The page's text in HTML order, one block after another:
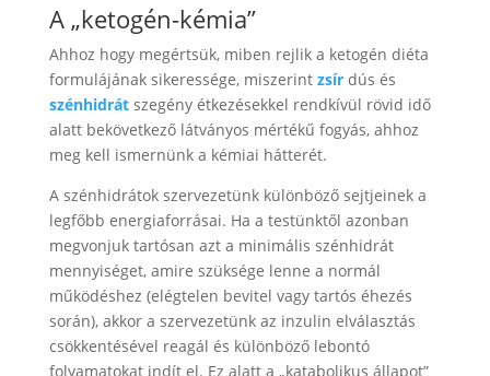
A „ketogén-kémia”
Ahhoz hogy megértsük, miben rejlik a ketogén diéta
formulájának sikeressége, miszerint zsírdús és
szénhidrátszegény étkezésekkel rendkívül rövid idő
alatt bekövetkező látványos mértékű fogyás, ahhoz
meg kell ismernünk a kémiai hátterét.
A szénhidrátok szervezetünk különböző sejtjeinek a
legfőbb energiaforrásai. Ha a testünktől azonban
megvonjuk tartósan azt a minimális szénhidrát
mennyiséget, amire szüksége lenne a normál
működéshez (elégtelen bevitel vagy tartós éhezés
során), akkor a szervezetünk az inzulin elválasztás
csökkentésével reagál és különböző lebontó
folyamatokat indít el. Ez alatt a „katabolikus állapot”